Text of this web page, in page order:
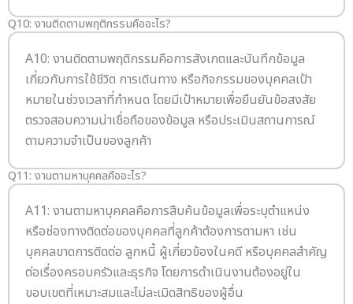
Q10: งานติดตามพฤติกรรมคืออะไร?
A10: งานติดตามพฤติกรรมคือการสังเกตและบันทึกข้อมูล
เกี่ยวกับการใช้ชีวิต การเดินทาง หรือกิจกรรมของบุคคลเป้า
หมายในช่วงเวลาที่กำหนด โดยมีเป้าหมายเพื่อยืนยันข้อสงสัย
ตรวจสอบความน่าเชื่อถือของข้อมูล หรือประเมินสถานการณ์
ตามความจำเป็นของลูกค้า
Q11: งานตามหาบุคคลคืออะไร?
A11: งานตามหาบุคคลคือการสืบค้นข้อมูลเพื่อระบุตำแหน่ง
หรือช่องทางติดต่อของบุคคลที่ลูกค้าต้องการตามหา เช่น
บุคคลขาดการติดต่อ ลูกหนี้ ผู้เกี่ยวข้องในคดี หรือบุคคลสำคัญ
ต่อเรื่องครอบครัวและธุรกิจ โดยการดำเนินงานต้องอยู่ใน
ขอบเขตที่เหมาะสมและไม่ละเมิดสิทธิของผู้อื่น